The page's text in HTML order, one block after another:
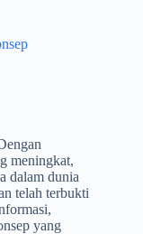
meningkat,
dalam dunia
telah terbukti
yang